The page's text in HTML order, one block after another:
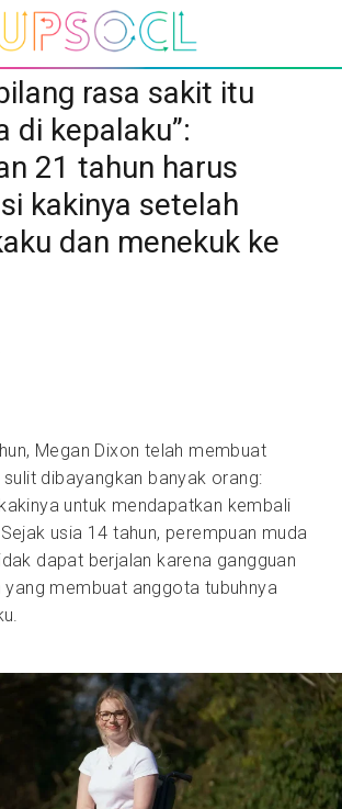
rasa sakit itu
di kepalaku”:
21 tahun harus
kakinya setelah
dan menekuk ke
Megan Dixon telah membuat
dibayangkan banyak orang:
untuk mendapatkan kembali
usia 14 tahun, perempuan muda
dapat berjalan karena gangguan
yang membuat anggota tubuhnya